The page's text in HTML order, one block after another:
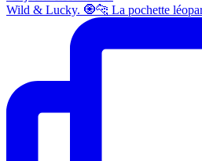
Wild & Lucky. 🧿🐆 La pochette